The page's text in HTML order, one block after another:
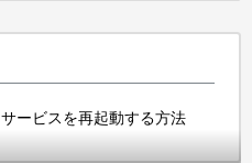
ービスを再起動する方法